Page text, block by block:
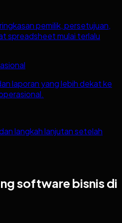
pemilik, persetujuan,
spreadsheet mulai terlalu
laporan yang lebih dekat ke
langkah lanjutan setelah
software bisnis di